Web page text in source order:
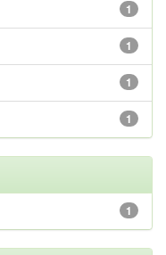
1
1
1
1
1